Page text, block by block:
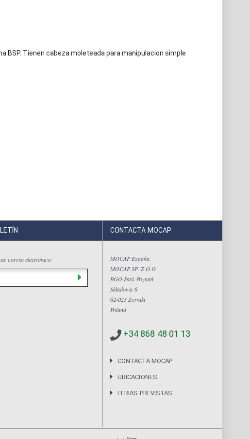
Tienen cabeza moleteada para manipulacion simple
correo electrónico
CONTACTA MOCAP
MOCAP España
MOCAP SP. Z O.O
BGO Park Poznań
Składowa 6
62-023 Żerniki
Poland
+34 868 48 01 13
CONTACTA MOCAP
UBICACIONES
FERIAS PREVISTAS